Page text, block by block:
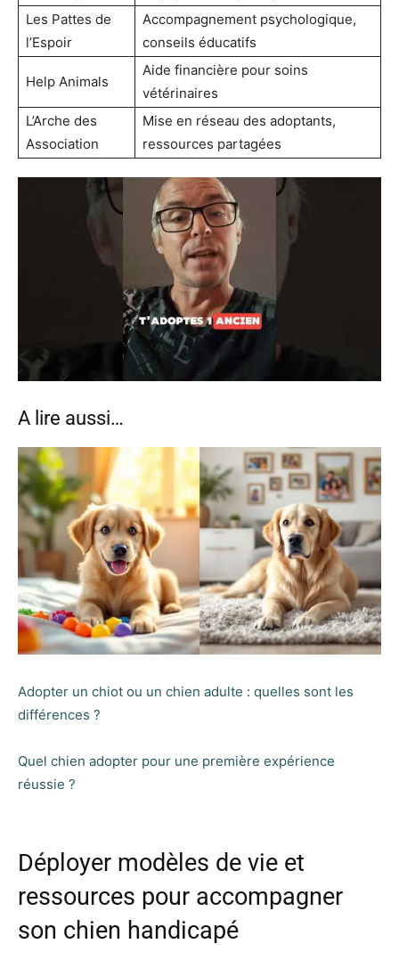
Les Pattes de
l’Espoir
Accompagnement psychologique,
conseils éducatifs
Help Animals
Aide financière pour soins
vétérinaires
L’Arche des
Association
Mise en réseau des adoptants,
ressources partagées
A lire aussi…
Adopter un chiot ou un chien adulte : quelles sont les
différences ?
Quel chien adopter pour une première expérience
réussie ?
Déployer modèles de vie et
ressources pour accompagner
son chien handicapé